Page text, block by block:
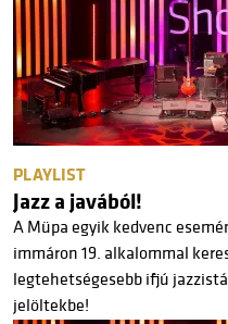
PLAYLIST
Jazz a javából!
A Müpa egyik kedvenc
immáron 19. alkalommal
legtehetségesebb ifjú
jelöltekbe!